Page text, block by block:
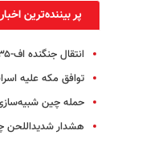
پر بیننده‌ترین
انتقال جنگنده اف-۳۵ به کشور همسایه شکست خورد | پای اس‑۴۰۰ روسی در میان است؟
توافق مکه علیه
حمله چین
هشدار شدیداللحن